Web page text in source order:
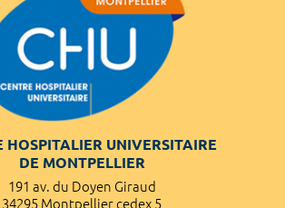
HOSPITALIER UNIVERSITAIRE
DE MONTPELLIER
191 av. du Doyen Giraud
34295 Montpellier cedex 5